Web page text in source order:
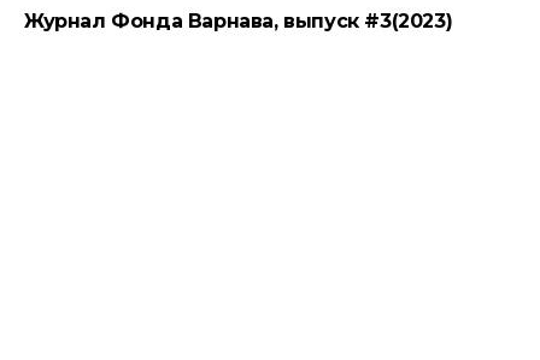
Журнал Фонда Варнава, выпуск #3(2023)